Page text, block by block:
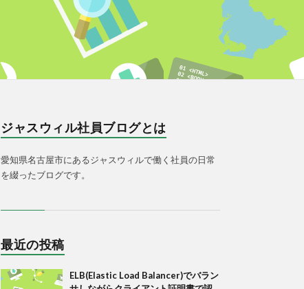
ジャスウィル社員ブログとは
愛知県名古屋市にあるジャスウィルで働く社員の日常
を綴ったブログです。
最近の投稿
ELB(Elastic Load Balancer)でバラン